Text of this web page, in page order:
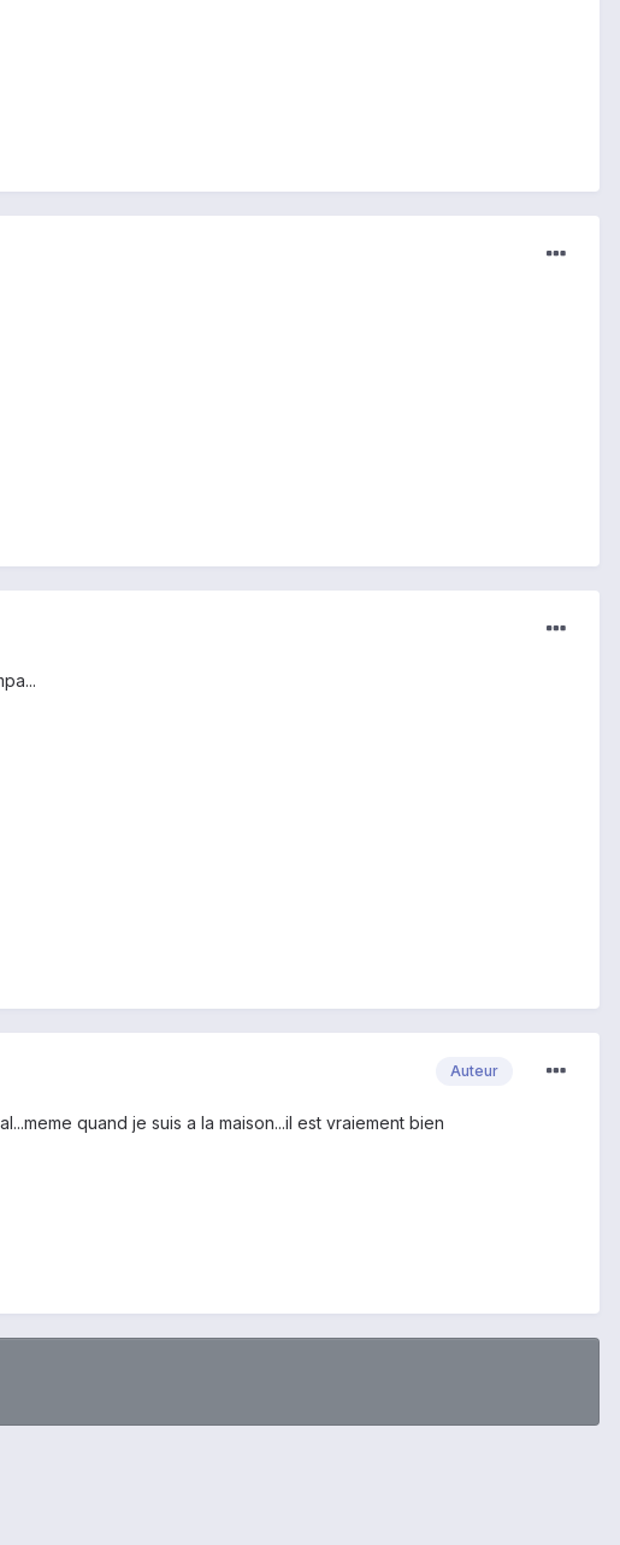
Auteur
quand je suis a la maison...il est vraiement bien